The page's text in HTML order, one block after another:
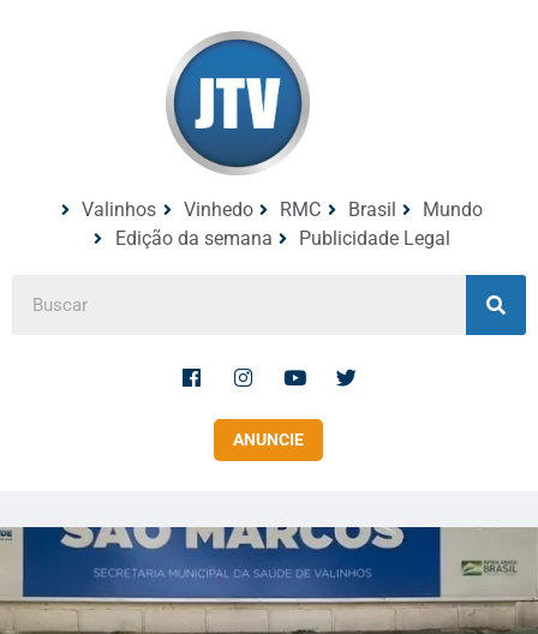
Valinhos Vinhedo RMC Brasil
Mundo
Edição da semana
Publicidade Legal
ANUNCIE